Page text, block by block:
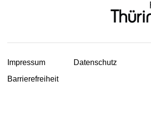
Impressum
Datenschutz
Barrierefreiheit